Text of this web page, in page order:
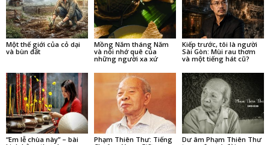
Một thế giới của cỏ dại
và bùn đất
Mồng Năm tháng Năm
và nỗi nhớ quê của
những người xa xứ
Kiếp trước, tôi là người
Sài Gòn: Mùi rau thơm
và một tiếng hát cũ?
“Em lễ chùa này” – bài
Phạm Thiên Thư: Tiếng
Dư âm Phạm Thiên Thư